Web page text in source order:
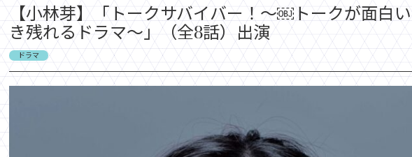
【小林芽】「トークサバイバー！〜￼トークが面白
き残れるドラマ〜」（全8話）出演
ドラマ